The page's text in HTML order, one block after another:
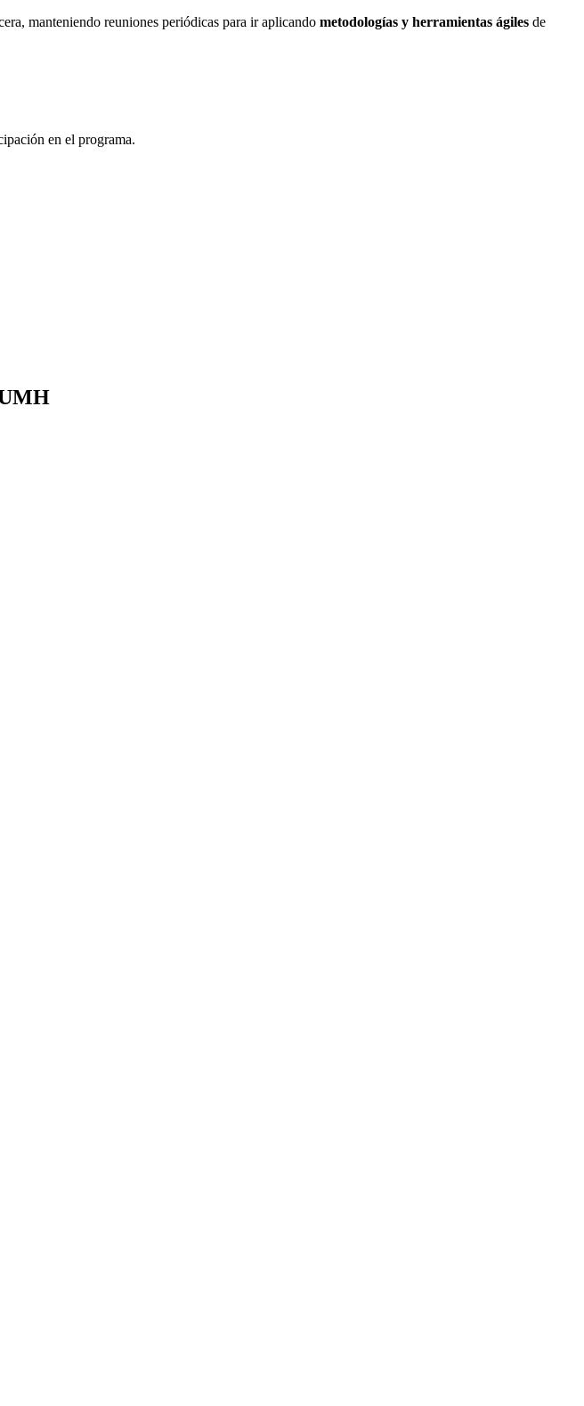
manteniendo reuniones periódicas para ir aplicando metodologías y herramientas ágiles de
en el programa.